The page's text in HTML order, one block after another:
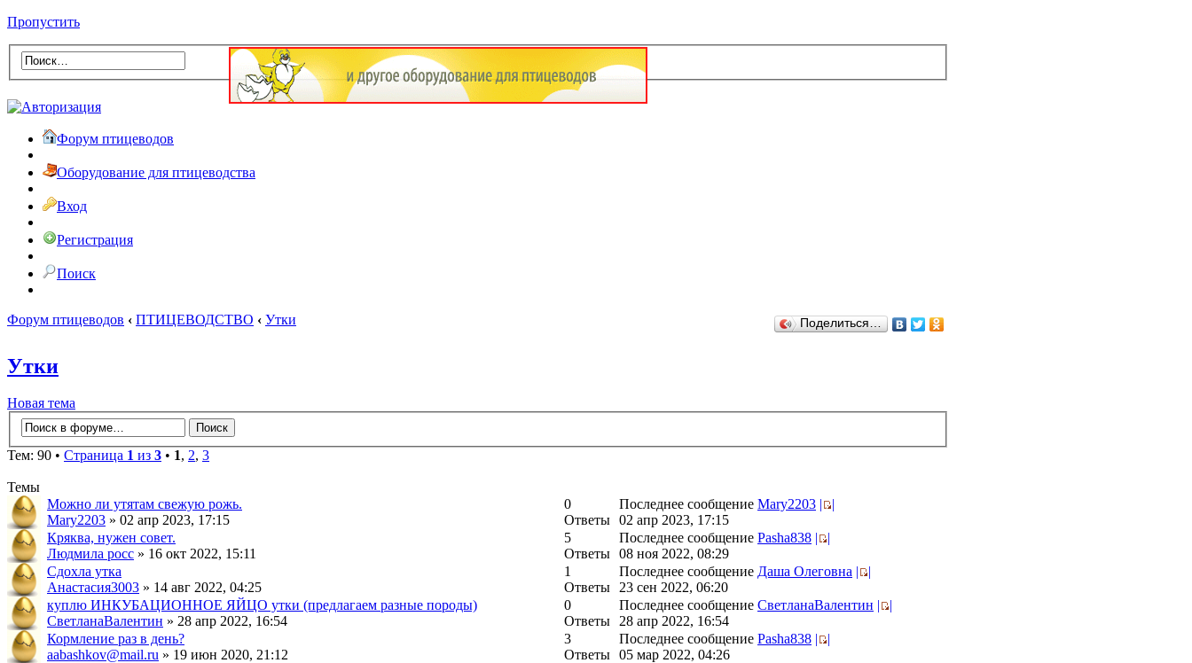
Пропустить
Форум птицеводов
Оборудование для птицеводства
Вход
Регистрация
Поиск
Форум птицеводов ‹ ПТИЦЕВОДСТВО ‹ Утки Поделиться…
Утки
Новая тема
Тем: 90 • Страница 1 из 3 • 1, 2, 3
Темы
Можно ли утятам свежую рожь.
Mary2203 » 02 апр 2023, 17:15
0
Ответы
Последнее сообщение Mary2203 |
|
02 апр 2023, 17:15
Кряква, нужен совет.
Людмила росс » 16 окт 2022, 15:11
5
Ответы
Последнее сообщение Pasha838 |
|
08 ноя 2022, 08:29
Сдохла утка
Анастасия3003 » 14 авг 2022, 04:25
1
Ответы
Последнее сообщение Даша Олеговна |
|
23 сен 2022, 06:20
куплю ИНКУБАЦИОННОЕ ЯЙЦО утки (предлагаем разные породы)
СветланаВалентин » 28 апр 2022, 16:54
0
Ответы
Последнее сообщение СветланаВалентин |
|
28 апр 2022, 16:54
Кормление раз в день?
aabashkov@mail.ru » 19 июн 2020, 21:12
3
Ответы
Последнее сообщение Pasha838 |
|
05 мар 2022, 04:26